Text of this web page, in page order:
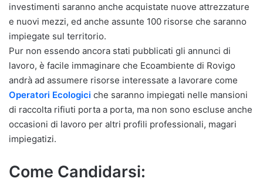
investimenti saranno anche acquistate nuove attrezzature
e nuovi mezzi, ed anche assunte 100 risorse che saranno
impiegate sul territorio.
Pur non essendo ancora stati pubblicati gli annunci di
lavoro, è facile immaginare che Ecoambiente di Rovigo
andrà ad assumere risorse interessate a lavorare come
Operatori Ecologici che saranno impiegati nelle mansioni
di raccolta rifiuti porta a porta, ma non sono escluse anche
occasioni di lavoro per altri profili professionali, magari
impiegatizi.
Come Candidarsi: